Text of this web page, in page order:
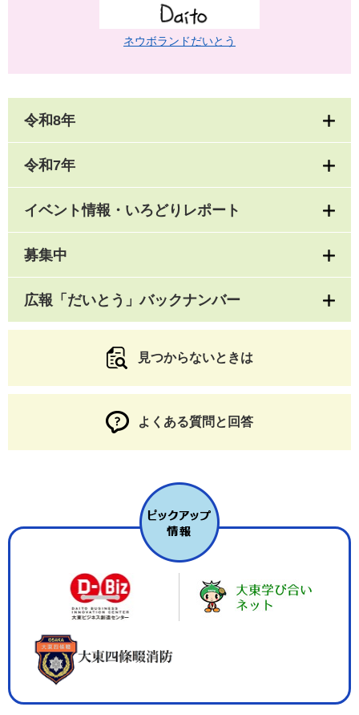
ネウボランドだいとう
令和8年
令和7年
イベント情報・いろどりレポート
募集中
広報「だいとう」バックナンバー
見つからないときは
よくある質問と回答